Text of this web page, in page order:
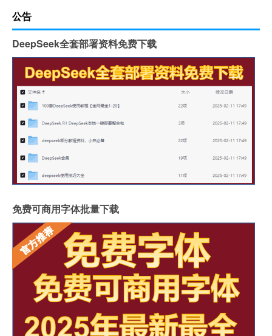
公告
DeepSeek全套部署资料免费下载
免费可商用字体批量下载